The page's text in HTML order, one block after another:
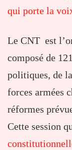
qui porte la
Le CNT est
composé de
politiques, de
forces armées
réformes
Cette session